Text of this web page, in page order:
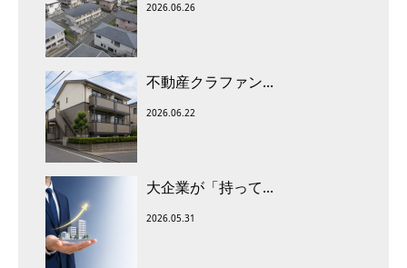
2026.06.26
不動産クラファン...
2026.06.22
大企業が「持って...
2026.05.31